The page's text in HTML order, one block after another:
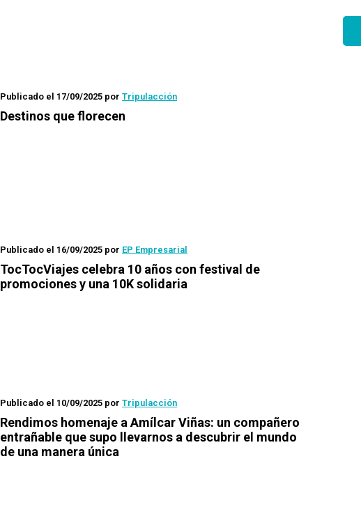
Publicado el 17/09/2025 por Tripulacción
Destinos que florecen
Publicado el 16/09/2025 por EP Empresarial
TocTocViajes celebra 10 años con festival de
promociones y una 10K solidaria
Publicado el 10/09/2025 por Tripulacción
Rendimos homenaje a Amílcar Viñas: un compañero
entrañable que supo llevarnos a descubrir el mundo
de una manera única